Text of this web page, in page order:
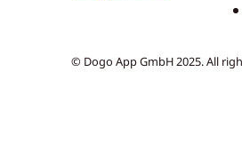
© Dogo App GmbH 2025. All